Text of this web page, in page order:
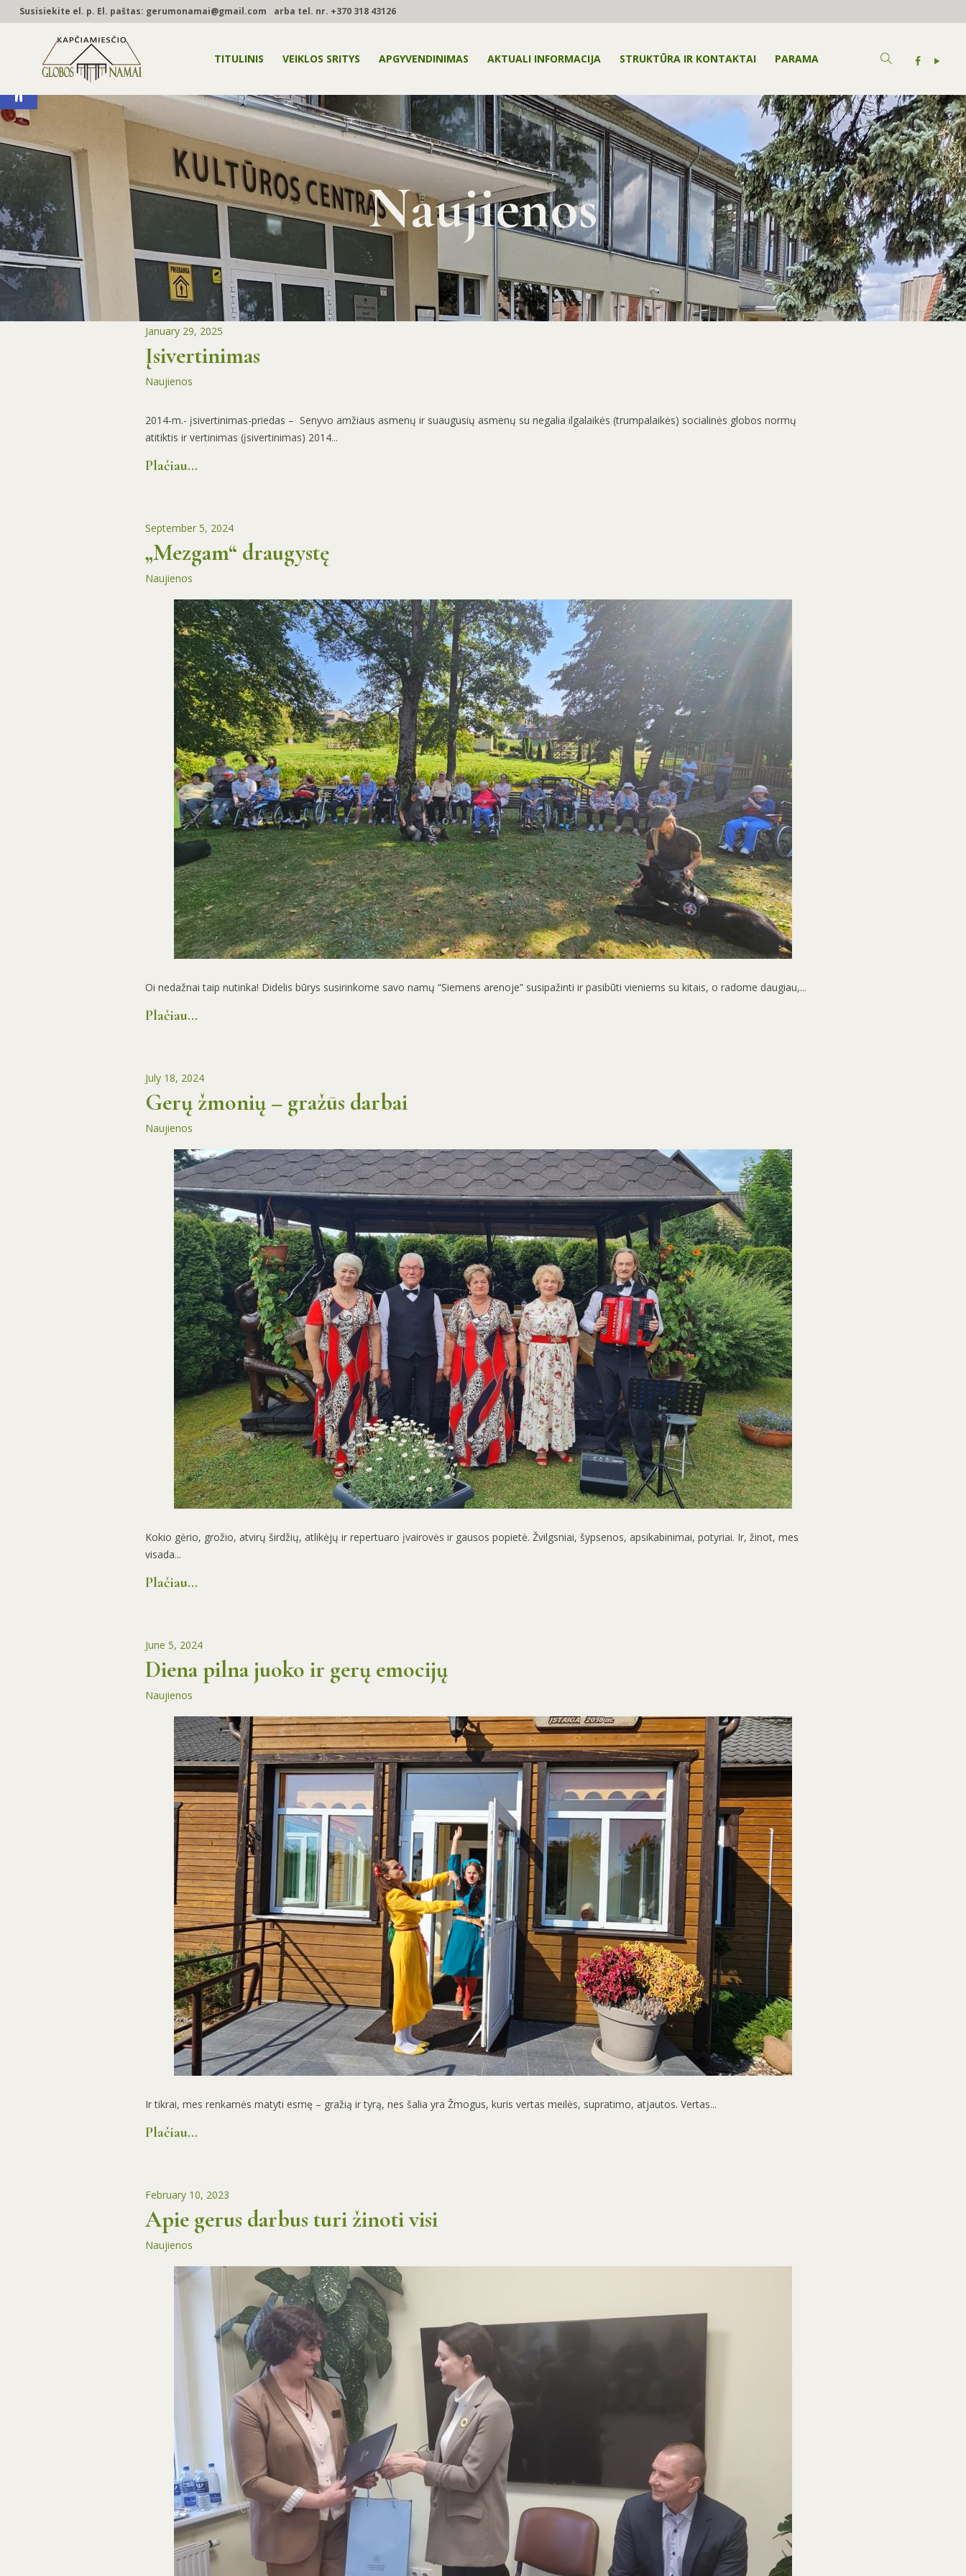
Open toolbar
Susisiekite el. p. El. paštas: gerumonamai@gmail.com arba tel. nr. +370 318 43126
TITULINIS VEIKLOS SRITYS APGYVENDINIMAS AKTUALI INFORMACIJA STRUKTŪRA IR KONTAKTAI PARAMA
Naujienos
January 29, 2025
Įsivertinimas
Naujienos
2014-m.- įsivertinimas-priedas – Senyvo amžiaus asmenų ir suaugusių asmenų su negalia ilgalaikės (trumpalaikės) socialinės globos normų
atitiktis ir vertinimas (įsivertinimas) 2014...
Plačiau...
September 5, 2024
„Mezgam“ draugystę
Naujienos
Oi nedažnai taip nutinka! Didelis būrys susirinkome savo namų “Siemens arenoje” susipažinti ir pasibūti vieniems su kitais, o radome daugiau,...
Plačiau...
July 18, 2024
Gerų žmonių – gražūs darbai
Naujienos
Kokio gėrio, grožio, atvirų širdžių, atlikėjų ir repertuaro įvairovės ir gausos popietė. Žvilgsniai, šypsenos, apsikabinimai, potyriai. Ir, žinot, mes
visada...
Plačiau...
June 5, 2024
Diena pilna juoko ir gerų emocijų
Naujienos
Ir tikrai, mes renkamės matyti esmę – gražią ir tyrą, nes šalia yra Žmogus, kuris vertas meilės, supratimo, atjautos. Vertas...
Plačiau...
February 10, 2023
Apie gerus darbus turi žinoti visi
Naujienos